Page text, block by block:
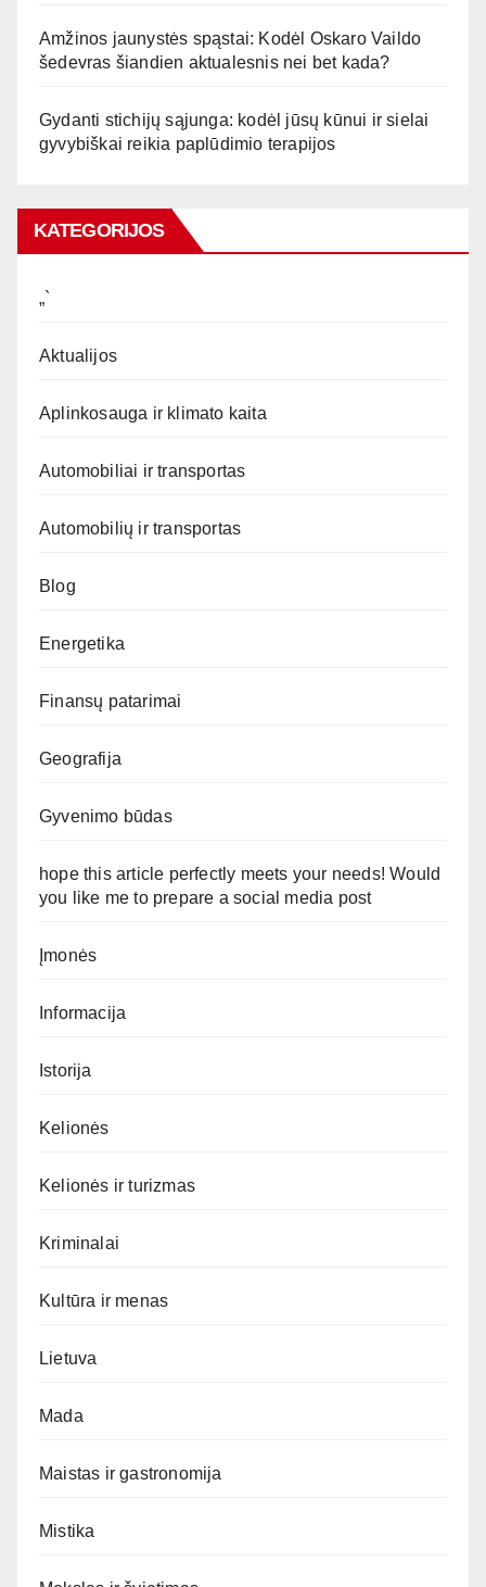
Amžinos jaunystės spąstai: Kodėl Oskaro Vaildo
šedevras šiandien aktualesnis nei bet kada?
Gydanti stichijų sąjunga: kodėl jūsų kūnui ir sielai
gyvybiškai reikia paplūdimio terapijos
KATEGORIJOS
„`
Aktualijos
Aplinkosauga ir klimato kaita
Automobiliai ir transportas
Automobilių ir transportas
Blog
Energetika
Finansų patarimai
Geografija
Gyvenimo būdas
hope this article perfectly meets your needs! Would
you like me to prepare a social media post
Įmonės
Informacija
Istorija
Kelionės
Kelionės ir turizmas
Kriminalai
Kultūra ir menas
Lietuva
Mada
Maistas ir gastronomija
Mistika